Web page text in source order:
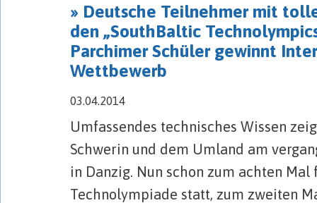
» Deutsche Teilnehmer mit
den „SouthBaltic
Parchimer Schüler gewinnt
Wettbewerb
03.04.2014
Umfassendes technisches Wissen
Schwerin und dem Umland am
in Danzig. Nun schon zum achten Mal
Technolympiade statt, zum zweiten